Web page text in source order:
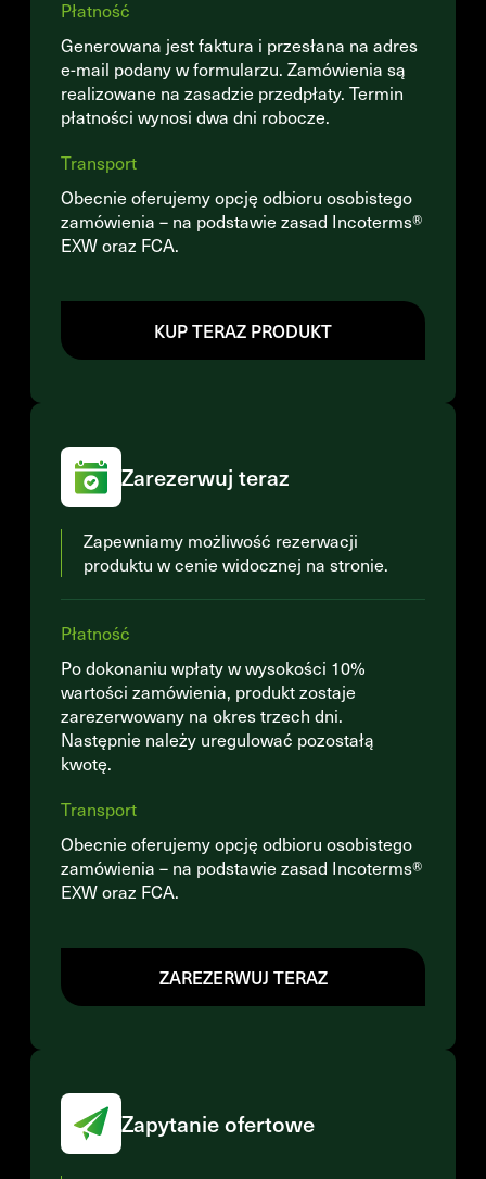
Płatność
Generowana jest faktura i przesłana na adres
e-mail podany w formularzu. Zamówienia są
realizowane na zasadzie przedpłaty. Termin
płatności wynosi dwa dni robocze.
Transport
Obecnie oferujemy opcję odbioru osobistego
zamówienia – na podstawie zasad Incoterms®
EXW oraz FCA.
KUP TERAZ PRODUKT
Zarezerwuj teraz
Zapewniamy możliwość rezerwacji
produktu w cenie widocznej na stronie.
Płatność
Po dokonaniu wpłaty w wysokości 10%
wartości zamówienia, produkt zostaje
zarezerwowany na okres trzech dni.
Następnie należy uregulować pozostałą
kwotę.
Transport
Obecnie oferujemy opcję odbioru osobistego
zamówienia – na podstawie zasad Incoterms®
EXW oraz FCA.
ZAREZERWUJ TERAZ
Zapytanie ofertowe